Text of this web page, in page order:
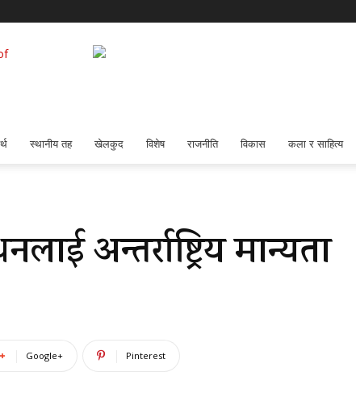
स्थानीय तह खेलकुद विशेष राजनीति विकास कला र साहित्य
अन्तर्राष्ट्रिय मान्यता
Google+ Pinterest